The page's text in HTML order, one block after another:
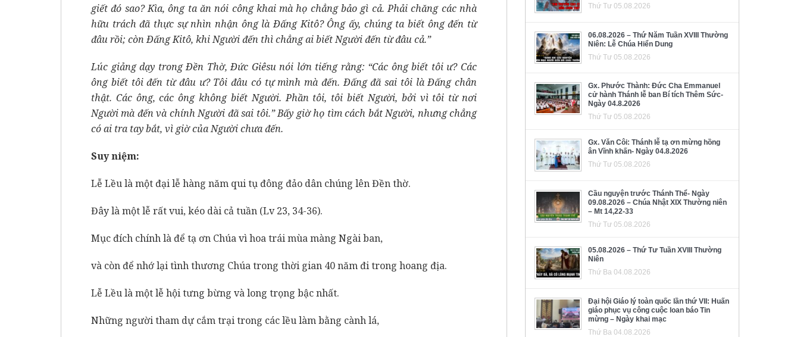
giết đó sao? Kìa, ông ta ăn nói công khai mà họ chẳng bảo gì cả. Phải chăng các nhà
hữu trách đã thực sự nhìn nhận ông là Ðấng Kitô? Ông ấy, chúng ta biết ông đến từ
đâu rồi; còn Ðấng Kitô, khi Người đến thì chẳng ai biết Người đến từ đâu cả.”
Lúc giảng dạy trong Ðền Thờ, Ðức Giêsu nói lớn tiếng rằng: “Các ông biết tôi ư? Các
ông biết tôi đến từ đâu ư? Tôi đâu có tự mình mà đến. Ðấng đã sai tôi là Ðấng chân
thật. Các ông, các ông không biết Người. Phần tôi, tôi biết Người, bởi vì tôi từ nơi
Người mà đến và chính Người đã sai tôi.” Bấy giờ họ tìm cách bắt Người, nhưng chẳng
có ai tra tay bắt, vì giờ của Người chưa đến.
Suy niệm:
Lễ Lều là một đại lễ hàng năm qui tụ đông đảo dân chúng lên Đền thờ.
Đây là một lễ rất vui, kéo dài cả tuần (Lv 23, 34-36).
Mục đích chính là để tạ ơn Chúa vì hoa trái mùa màng Ngài ban,
và còn để nhớ lại tình thương Chúa trong thời gian 40 năm đi trong hoang địa.
Lễ Lều là một lễ hội tưng bừng và long trọng bậc nhất.
Những người tham dự cắm trại trong các lều làm bằng cành lá,
Thứ Tư 05.08.2026
06.08.2026 – Thứ Năm Tuần XVIII Thường
Niên: Lễ Chúa Hiển Dung
Thứ Tư 05.08.2026
Gx. Phước Thành: Đức Cha Emmanuel
cử hành Thánh lễ ban Bí tích Thêm Sức-
Ngày 04.8.2026
Thứ Tư 05.08.2026
Gx. Văn Côi: Thánh lễ tạ ơn mừng hồng
ân Vĩnh khấn- Ngày 04.8.2026
Thứ Tư 05.08.2026
Cầu nguyện trước Thánh Thể- Ngày
09.08.2026 – Chúa Nhật XIX Thường niên
– Mt 14,22-33
Thứ Tư 05.08.2026
05.08.2026 – Thứ Tư Tuần XVIII Thường
Niên
Thứ Ba 04.08.2026
Đại hội Giáo lý toàn quốc lần thứ VII: Huấn
giáo phục vụ công cuộc loan báo Tin
mừng – Ngày khai mạc
Thứ Ba 04.08.2026